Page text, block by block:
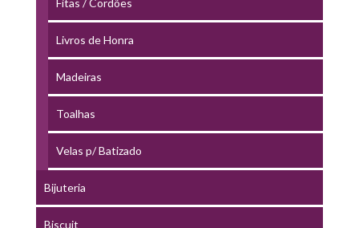
Livros de Honra
Madeiras
Toalhas
Velas p/ Batizado
Bijuteria
Biscuit